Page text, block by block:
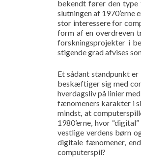
bekendt fører den
slutningen af
stor interessere for
form af en overdreven
forskningsprojekter i
stigende grad afvises
Et sådant standpunkt
beskæftiger sig med
hverdagsliv på linier
fænomeners karakter i
mindst, at
1980’erne, hvor
vestlige verdens børn
digitale fænomener,
computerspil?